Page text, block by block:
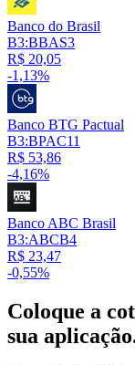
Banco do Brasil
B3:BBAS3
R$ 20,05
-1,13%
Banco BTG Pactual
B3:BPAC11
R$ 53,86
-4,16%
Banco ABC Brasil
B3:ABCB4
R$ 23,47
-0,55%
Coloque a
sua